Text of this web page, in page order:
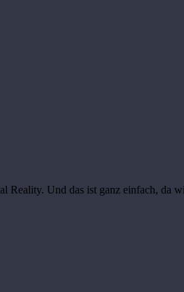
Reality. Und das ist ganz einfach, da